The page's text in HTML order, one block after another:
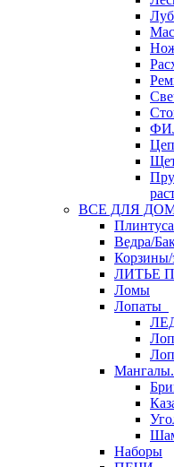
ВСЕ ДЛЯ
Плинтуса
Ведра/
Корзины/
ЛИТЬЕ
Ломы
Лопаты
Наборы